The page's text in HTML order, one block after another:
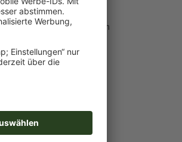
wählbar.
Zielfarbe aus dem
Druckdaten angelegte
Farbedurchscheinen